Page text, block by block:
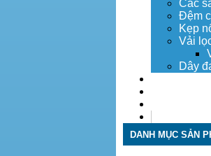
Các
Đệm
Kẹp
Vải
Dây
DANH MỤC SẢN